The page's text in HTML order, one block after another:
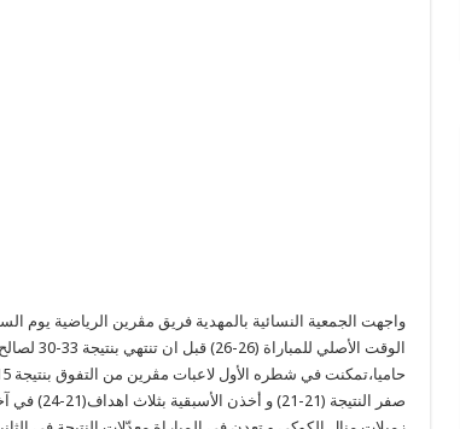
واجهت الجمعية النسائية بالمهدية فريق مڨرين الرياضية يوم
الوقت
صفر